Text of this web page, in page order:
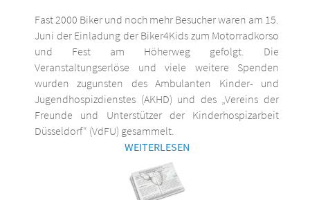
Fast 2000 Biker und noch mehr Besucher waren am 15.
Juni der Einladung der Biker4Kids zum Motorradkorso
und Fest am Höherweg gefolgt. Die
Veranstaltungserlöse und viele weitere Spenden
wurden zugunsten des Ambulanten Kinder- und
Jugendhospizdienstes (AKHD) und des „Vereins der
Freunde und Unterstützer der Kinderhospizarbeit
Düsseldorf“ (VdFU) gesammelt.
WEITERLESEN